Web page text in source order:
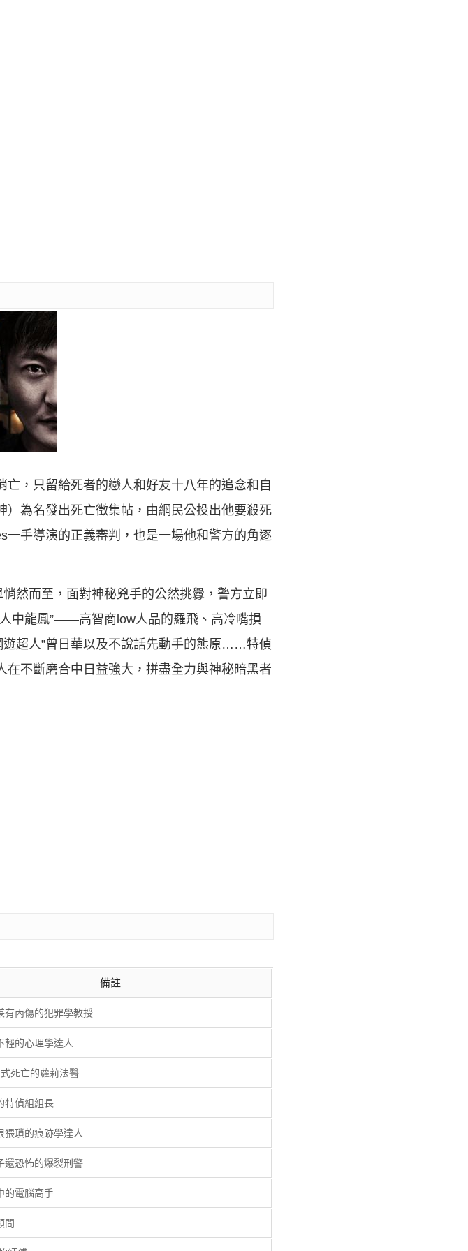
，只留給死者的戀人和好友十八年的追念和自
為名發出死亡徵集帖，由網民公投出他要殺死
手導演的正義審判，也是一場他和警方的角逐
然而至，面對神秘兇手的公然挑釁，警方立即
中龍鳳”——高智商low人品的羅飛、高冷嘴損
遊超人”曾日華以及不說話先動手的熊原……特偵
不斷磨合中日益強大，拼盡全力與神秘暗黑者
備註
有內傷的犯罪學教授
輕的心理學達人
死亡的蘿莉法醫
特偵組組長
猥瑣的痕跡學達人
還恐怖的爆裂刑警
的電腦高手
問